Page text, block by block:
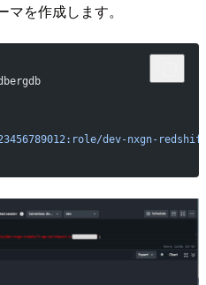
を作成します。
dev-nxgn-